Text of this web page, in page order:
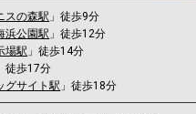
スの森駅 」徒歩9分
浜公園駅 」徒歩12分
場駅 」徒歩14分
徒歩17分
グサイト駅 」徒歩18分